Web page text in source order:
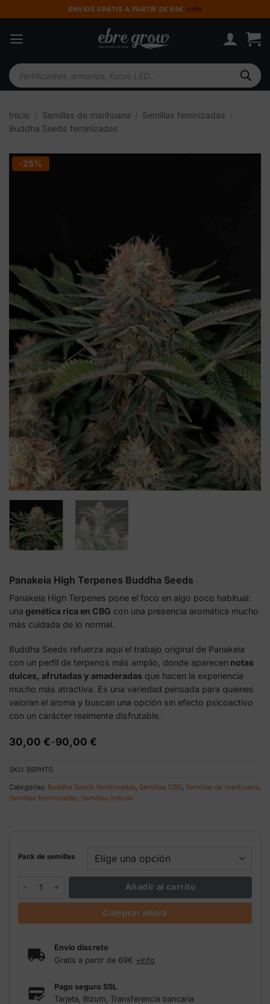
al
contenido
ENVÍOS GRATIS A PARTIR DE 69€ +info
Búsqueda
de
productos
Inicio Semillas de marihuana Semillas feminizadas
Buddha Seeds feminizadas
-25%
Panakeia High Terpenes Buddha Seeds
Panakeia High Terpenes pone el foco en algo poco habitual:
una genética rica en CBG con una presencia aromática mucho
más cuidada de lo normal.
Buddha Seeds refuerza aquí el trabajo original de Panakeia
con un perfil de terpenos más amplio, donde aparecen notas
dulces, afrutadas y amaderadas que hacen la experiencia
mucho más atractiva. Es una variedad pensada para quienes
valoran el aroma y buscan una opción sin efecto psicoactivo
con un carácter realmente disfrutable.
30,00 €-90,00 €
Rango
desde
30,00 €
hasta
90,00 €
SKU: BSPHTG
Categorías: Buddha Seeds feminizadas Semillas CBG Semillas de marihuana
Semillas feminizadas Semillas índicas
Pack de semillas
Panakeia High Terpenes Buddha Seeds cantidad
Añadir al carrito
Comprar ahora
Envío discreto
Gratis a partir de 69€ +info
Pago seguro SSL
Tarjeta, Bizum, Transferencia bancaria